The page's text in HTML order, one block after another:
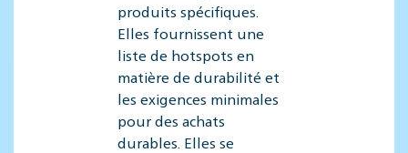
produits spécifiques.
Elles fournissent une
liste de hotspots en
matière de durabilité et
les exigences minimales
pour des achats
durables. Elles se